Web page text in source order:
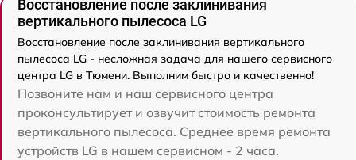
Восстановление после заклинивания
вертикального пылесоса LG
Восстановление после заклинивания вертикального
пылесоса LG - несложная задача для нашего сервисного
центра LG в Тюмени. Выполним быстро и качественно!
Позвоните нам и наш сервисного центра
проконсультирует и озвучит стоимость ремонта
вертикального пылесоса. Среднее время ремонта
устройств LG в нашем сервисном - 2 часа.